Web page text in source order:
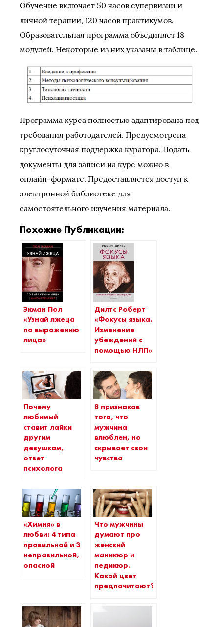
Обучение включает 50 часов супервизии и
личной терапии, 120 часов практикумов.
Образовательная программа объединяет 18
модулей. Некоторые из них указаны в таблице.
Программа курса полностью адаптирована под
требования работодателей. Предусмотрена
круглосуточная поддержка куратора. Подать
документы для записи на курс можно в
онлайн-формате. Предоставляется доступ к
электронной библиотеке для
самостоятельного изучения материала.
Похожие Публикации:
Экман Пол
«Узнай лжеца
по выражению
лица»
Дилтс Роберт
«Фокусы языка.
Изменение
убеждений с
помощью НЛП»
Почему
любимый
ставит лайки
другим
девушкам,
ответ
психолога
8 признаков
того, что
мужчина
влюблен, но
скрывает свои
чувства
«Химия» в
любви: 4 типа
правильной и 3
неправильной,
опасной
Что мужчины
думают про
женский
маникюр и
педикюр.
Какой цвет
предпочитают?